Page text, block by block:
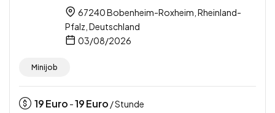
67240 Bobenheim-Roxheim, Rheinland-
Pfalz, Deutschland
03/08/2026
Minijob
19Euro -19Euro / Stunde